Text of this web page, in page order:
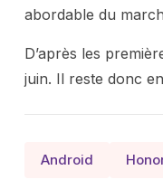
abordable du
D’après les
juin. Il reste donc
Android